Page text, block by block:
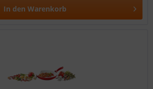
In den Warenkorb